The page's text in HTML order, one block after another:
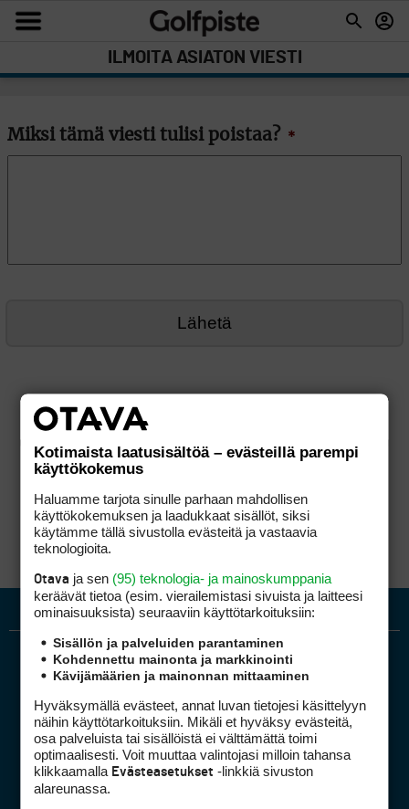
ILMOITA ASIATON VIESTI
Miksi tämä viesti tulisi poistaa? *
Golfpiste mediakortti
Kotimaista laatusisältöä – evästeillä parempi
käyttökokemus
Haluamme tarjota sinulle parhaan mahdollisen
käyttökokemuksen ja laadukkaat sisällöt, siksi
käytämme tällä sivustolla evästeitä ja vastaavia
teknologioita.
Otava ja sen (95) teknologia- ja mainoskumppania
keräävät tietoa (esim. vierailemis­tasi sivuista ja laitteesi
ominaisuuk­sista) seuraaviin käyttötarkoituksiin:
Sisällön ja palveluiden parantaminen
Kohdennettu mainonta ja markkinointi
Kävijämäärien ja mainonnan mittaaminen
Hyväksymällä evästeet, annat luvan tietojesi käsittelyyn
näihin käyttötarkoituksiin. Mikäli et hyväksy evästeitä,
osa palveluista tai sisällöistä ei välttämättä toimi
optimaalisesti. Voit muuttaa valintojasi milloin tahansa
klikkaamalla Evästeasetukset -linkkiä sivuston
alareunassa.